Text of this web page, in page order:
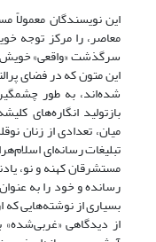
این نویسندگان معمولاً
معاصر، را مرکز توجه
سرگذشت «واقعی» خویش
شده‌اند، به طور
بازتولید انگاره‌های
میان، تعدادی از زنان
تبلیغات رسانه‌ای
مستشرقان کهنه و نو،
رسانده و خود را به
بسیاری از نوشته‌هایی که
از دیدگاهی